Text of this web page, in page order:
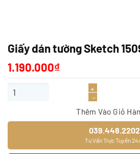
Giấy dán tường Sketch
1.190.000₫
Giấy dán tường Sketch 15090-14 số lượng
Thêm Vào Giỏ
039.448.2202
Tư Vấn Trực Tuyến